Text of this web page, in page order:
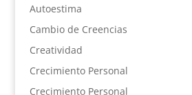
Autoestima
Cambio de Creencias
Creatividad
Crecimiento Personal
Crecimiento Personal